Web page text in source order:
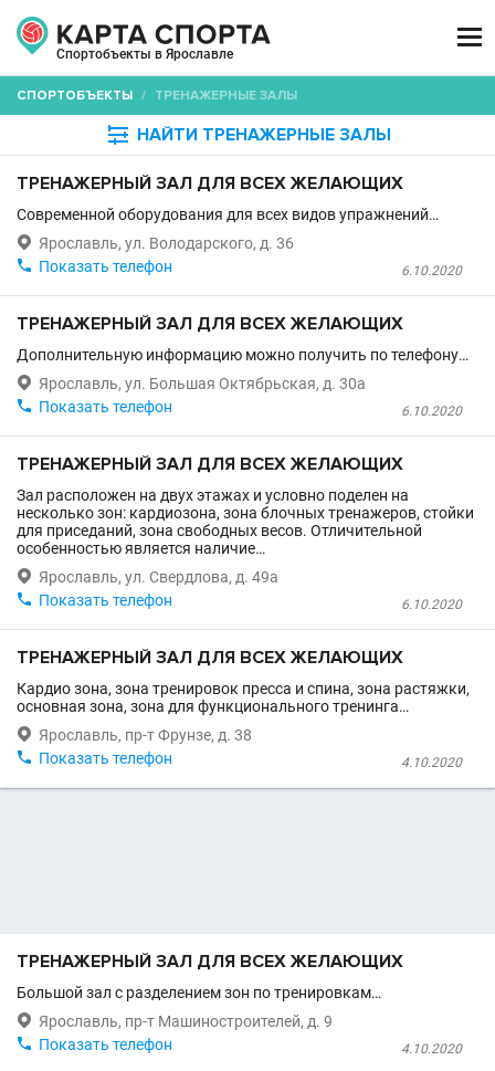
Спортобъекты в Ярославле

СПОРТОБЪЕКТЫ / ТРЕНАЖЕРНЫЕ ЗАЛЫ
 НАЙТИ ТРЕНАЖЕРНЫЕ ЗАЛЫ
ТРЕНАЖЕРНЫЙ ЗАЛ ДЛЯ ВСЕХ ЖЕЛАЮЩИХ
Современной оборудования для всех видов упражнений…
 Ярославль, ул. Володарского, д. 36
6.10.2020
 Показать телефон
ТРЕНАЖЕРНЫЙ ЗАЛ ДЛЯ ВСЕХ ЖЕЛАЮЩИХ
Дополнительную информацию можно получить по телефону…
 Ярославль, ул. Большая Октябрьская, д. 30а
6.10.2020
 Показать телефон
ТРЕНАЖЕРНЫЙ ЗАЛ ДЛЯ ВСЕХ ЖЕЛАЮЩИХ
Зал расположен на двух этажах и условно поделен на
несколько зон: кардиозона, зона блочных тренажеров, стойки
для приседаний, зона свободных весов. Отличительной
особенностью является наличие…
 Ярославль, ул. Свердлова, д. 49а
6.10.2020
 Показать телефон
ТРЕНАЖЕРНЫЙ ЗАЛ ДЛЯ ВСЕХ ЖЕЛАЮЩИХ
Кардио зона, зона тренировок пресса и спина, зона растяжки,
основная зона, зона для функционального тренинга…
 Ярославль, пр-т Фрунзе, д. 38
4.10.2020
 Показать телефон
ТРЕНАЖЕРНЫЙ ЗАЛ ДЛЯ ВСЕХ ЖЕЛАЮЩИХ
Большой зал с разделением зон по тренировкам…
 Ярославль, пр-т Машиностроителей, д. 9
4.10.2020
 Показать телефон